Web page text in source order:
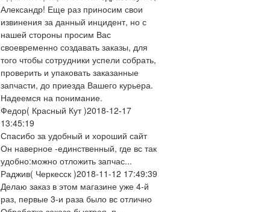
Александр! Еще раз приносим свои
извинения за данный инцидент, но с
нашей стороны просим Вас
своевременно создавать заказы, для
того чтобы сотрудники успели собрать,
проверить и упаковать заказанные
запчасти, до приезда Вашего курьера.
Надеемся на понимание.
Федор( Красный Кут )2018-12-17
13:45:19
Спасибо за удобный и хороший сайт
Он наверное -единственный, где вс так
удобно:можно отложить запчас...
Раджив( Черкесск )2018-11-12 17:49:39
Делаю заказ в этом магазине уже 4-й
раз, первые 3-и раза было вс отлично